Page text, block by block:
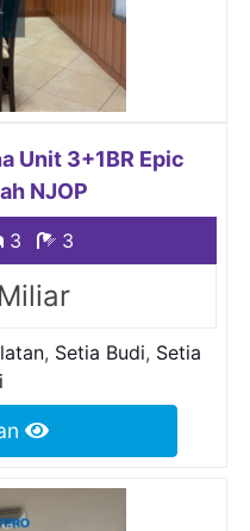
Unit 3+1BR Epic
NJOP
3 3
, Setia Budi, Setia